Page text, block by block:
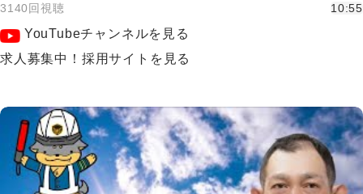
3140回視聴 10:55
YouTubeチャンネルを見る
求人募集中！採用サイトを見る